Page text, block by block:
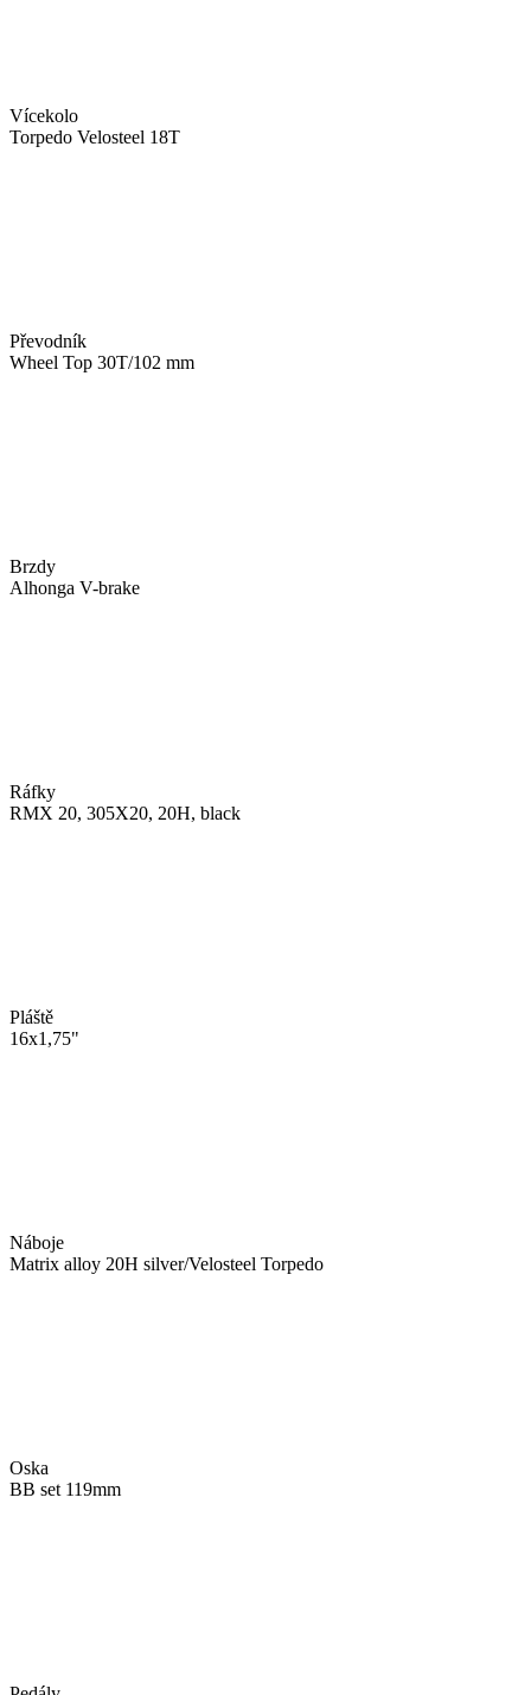
Vícekolo
Torpedo Velosteel 18T
Převodník
Wheel Top 30T/102 mm
Brzdy
Alhonga V-brake
Ráfky
RMX 20, 305X20, 20H, black
Pláště
16x1,75"
Náboje
Matrix alloy 20H silver/Velosteel Torpedo
Oska
BB set 119mm